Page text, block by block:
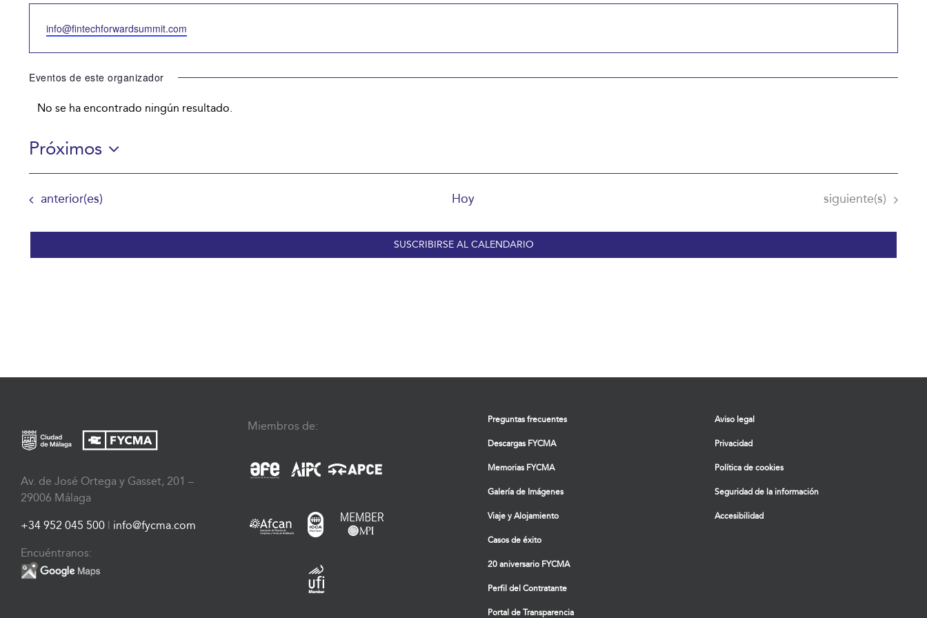
Email
info@fintechforwardsummit.com
Eventos de este organizador
Aviso
No se ha encontrado ningún resultado.
Próximos
Selecciona
fecha.
Eventos
anterior(es) Hoy Eventos
siguiente(s)
SUSCRIBIRSE AL CALENDARIO
Av. de José Ortega y Gasset, 201 –
29006 Málaga
+34 952 045 500 | info@fycma.com
Encuéntranos:
Miembros de: Preguntas frecuentes
Descargas FYCMA
Memorias FYCMA
Galería de Imágenes
Viaje y Alojamiento
Casos de éxito
20 aniversario FYCMA
Perfil del Contratante
Portal de Transparencia
Aviso legal
Privacidad
Política de cookies
Seguridad de la información
Accesibilidad